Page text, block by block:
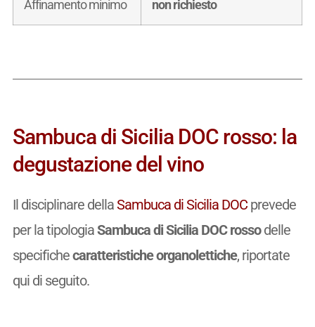
Affinamento minimo non richiesto
Sambuca di Sicilia DOC rosso: la
degustazione del vino
Il disciplinare dellaSambuca di Sicilia DOCprevede
per la tipologiaSambuca di Sicilia DOC rossodelle
specifichecaratteristiche organolettiche, riportate
qui di seguito.